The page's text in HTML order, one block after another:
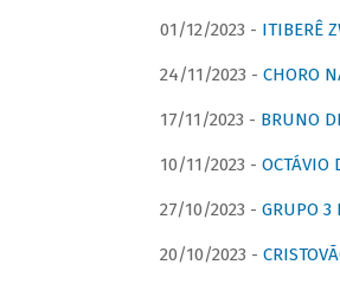
01/12/2023 - ITIBERÊ
24/11/2023 - CHORO
17/11/2023 - BRUNO
10/11/2023 -
27/10/2023 - GRUPO 3
20/10/2023 -